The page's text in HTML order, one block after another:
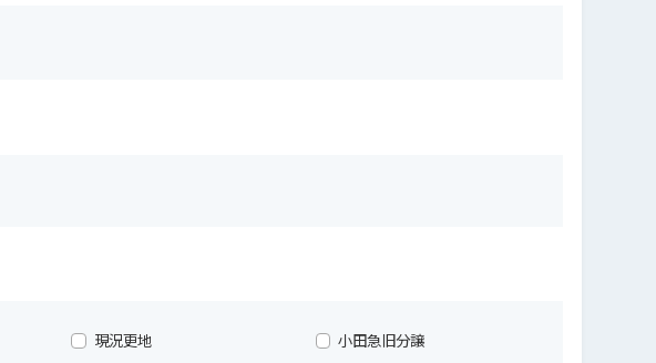
現況更地
小田急旧分譲